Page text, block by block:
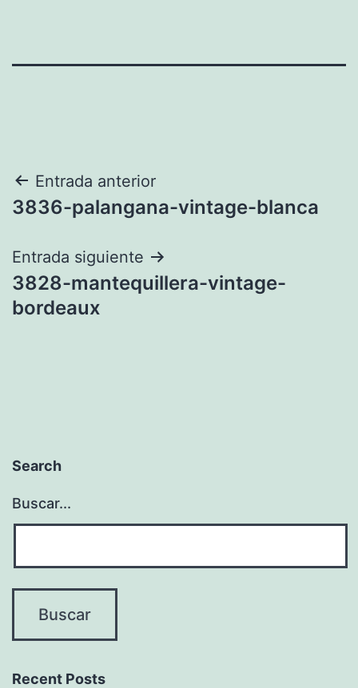
Navegación
de
entradas
Entrada anterior
3836-palangana-vintage-blanca
Entrada siguiente
3828-mantequillera-vintage-
bordeaux
Search
Buscar...
Recent Posts